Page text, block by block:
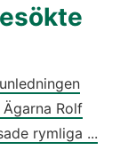
Rolf
rymliga ...